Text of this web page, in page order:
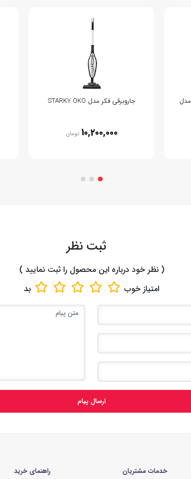
ماشین ظرفشویی بوش سری 4 مدل
جاروبرقی فکر مدل STARKY OKO
10,200,000 تومان
ثبت نظر
( نظر خود درباره این محصول را ثبت نمایید )
امتیاز خوب بد
ارسال پیام
خدمات مشتریان راهنمای خرید